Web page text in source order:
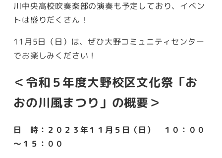
川中央高校吹奏楽部の演奏も予定しており、イベン
トは盛りだくさん！
11月5日（日）は、ぜひ大野コミュニティセンター
でお楽しみください！
＜令和５年度大野校区文化祭「お
おの川風まつり」の概要＞
日 時：２０２３年１１月５日（日） １０：００
～１５：００